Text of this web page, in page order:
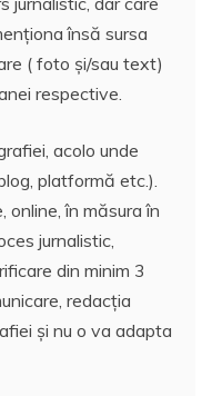
însă sursa
( foto și/sau text)
respective.
acolo unde
platformă etc.).
online, în măsura în
jurnalistic,
din minim 3
redacția
și nu o va adapta